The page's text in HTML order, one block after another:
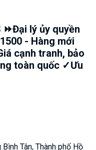
⏩Đại lý ủy quyền
- Hàng mới
cạnh tranh, bảo
toàn quốc ✓Ưu
Tân, Thành phố Hồ